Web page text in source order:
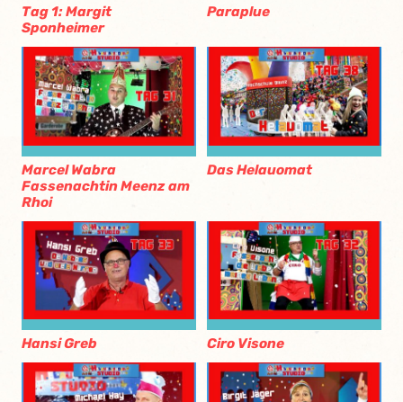
Tag 1: Margit
Sponheimer
Paraplue
Marcel Wabra
Fassenachtin Meenz am
Rhoi
Das Helauomat
Hansi Greb Ciro Visone